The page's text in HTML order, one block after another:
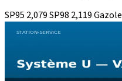
SP95 2,079SP98 2,119Gazole